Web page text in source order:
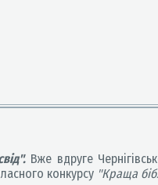
Вже вдруге
конкурсу "Краща